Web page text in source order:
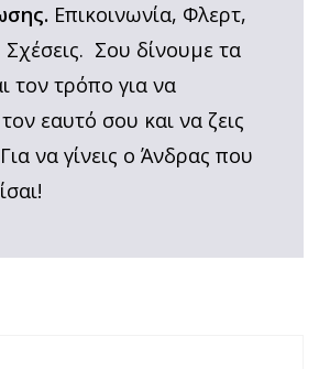
Επικοινωνία, Φλερτ,
Σου δίνουμε τα
τον τρόπο για να
εαυτό σου και να ζεις
να γίνεις ο Άνδρας που